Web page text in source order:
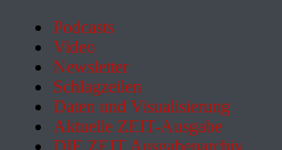
Podcasts
Video
Newsletter
Schlagzeilen
Daten und Visualisierung
Aktuelle ZEIT-Ausgabe
DIE ZEIT Ausgabenarchiv